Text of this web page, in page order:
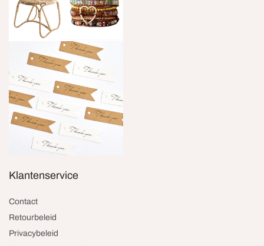
Klantenservice
Contact
Retourbeleid
Privacybeleid